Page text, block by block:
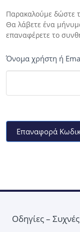
Παρακαλούμε δώστε
Θα λάβετε ένα
επαναφέρετε το
Όνομα χρήστη ή
Οδηγίες –